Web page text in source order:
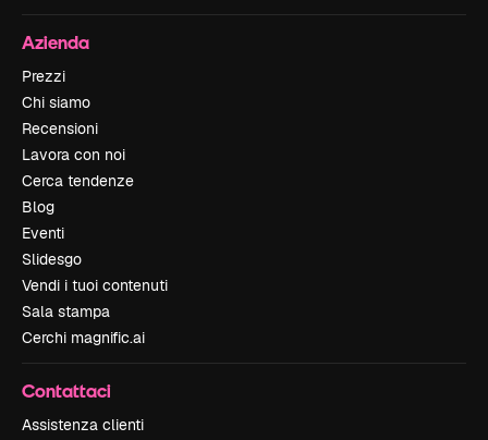
Azienda
Prezzi
Chi siamo
Recensioni
Lavora con noi
Cerca tendenze
Blog
Eventi
Slidesgo
Vendi i tuoi contenuti
Sala stampa
Cerchi magnific.ai
Contattaci
Assistenza clienti